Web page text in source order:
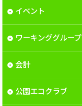
イベント
ワーキンググループ
会計
公園エコクラブ